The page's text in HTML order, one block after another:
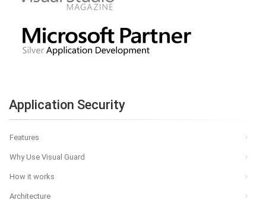
Application Security
Features
Why Use Visual Guard
How it works
Architecture